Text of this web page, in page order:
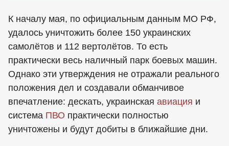
К началу мая, по официальным данным МО РФ,
удалось уничтожить более 150 украинских
самолётов и 112 вертолётов. То есть
практически весь наличный парк боевых машин.
Однако эти утверждения не отражали реального
положения дел и создавали обманчивое
впечатление: дескать, украинская авиация и
система ПВО практически полностью
уничтожены и будут добиты в ближайшие дни.